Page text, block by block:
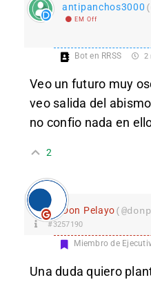
antipanchos3000
EM Off
Bot en RRSS 2
Veo un futuro muy
veo salida del
no confio nada en
2
Don Pelayo
#3257190
Miembro de
Una duda quiero